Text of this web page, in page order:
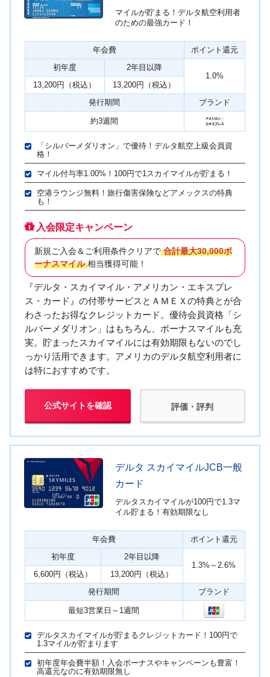
マイルが貯まる！デルタ航空利用者
のための最強カード！
年会費
ポイント還元
初年度
2年目以降
1.0%
13,200円（税込）
13,200円（税込）
発行期間
ブランド
約3週間
「シルバーメダリオン」で優待！デルタ航空上級会員資
格！
マイル付与率1.00%！100円で1スカイマイルが貯まる！
空港ラウンジ無料！旅行傷害保険などアメックスの特典
も！
入会限定キャンペーン
新規ご入会＆ご利用条件クリアで 合計最大30,000ボ
ーナスマイル 相当獲得可能！
『デルタ・スカイマイル・アメリカン・エキスプレ
ス・カード』の付帯サービスとＡＭＥＸの特典とが合
わさったお得なクレジットカード。優待会員資格「シ
ルバーメダリオン」はもちろん、ボーナスマイルも充
実。貯まったスカイマイルには有効期限もないのでし
っかり活用できます。アメリカのデルタ航空利用者に
は特におすすめです。
公式サイトを確認 評価・評判
デルタ スカイマイルJCB一般
カード
デルタスカイマイルが100円で1.3マ
イル貯まる！有効期限なし
年会費
ポイント還元
初年度
2年目以降
1.3%～2.6%
6,600円（税込）
13,200円（税込）
発行期間
ブランド
最短3営業日～1週間
デルタスカイマイルが貯まるクレジットカード！100円で
1.3マイルが貯まります
初年度年会費半額！入会ボーナスやキャンペーンも豊富！
高還元なのに有効期限無し